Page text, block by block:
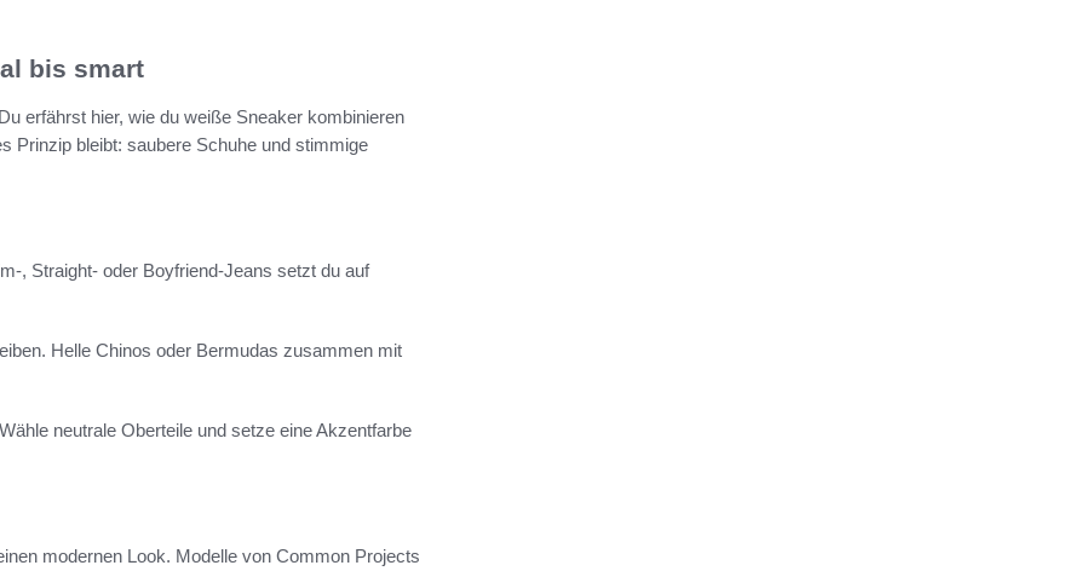
bis smart
erfährst hier, wie du weiße Sneaker kombinieren
Prinzip bleibt: saubere Schuhe und stimmige
, Straight- oder Boyfriend-Jeans setzt du auf
Helle Chinos oder Bermudas zusammen mit
neutrale Oberteile und setze eine Akzentfarbe
modernen Look. Modelle von Common Projects